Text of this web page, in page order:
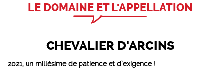
LE DOMAINE ET L'APPELLATION
CHEVALIER D'ARCINS
2021, un millésime de patience et d’exigence !